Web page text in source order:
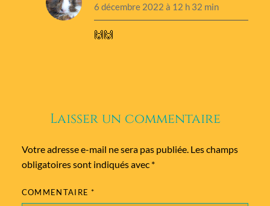
6 décembre 2022 à 12 h 32 min
🙌🙌
Laisser un commentaire
Votre adresse e-mail ne sera pas publiée. Les champs
obligatoires sont indiqués avec *
COMMENTAIRE*